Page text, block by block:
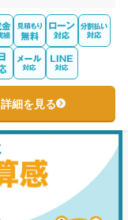
詳細を見る